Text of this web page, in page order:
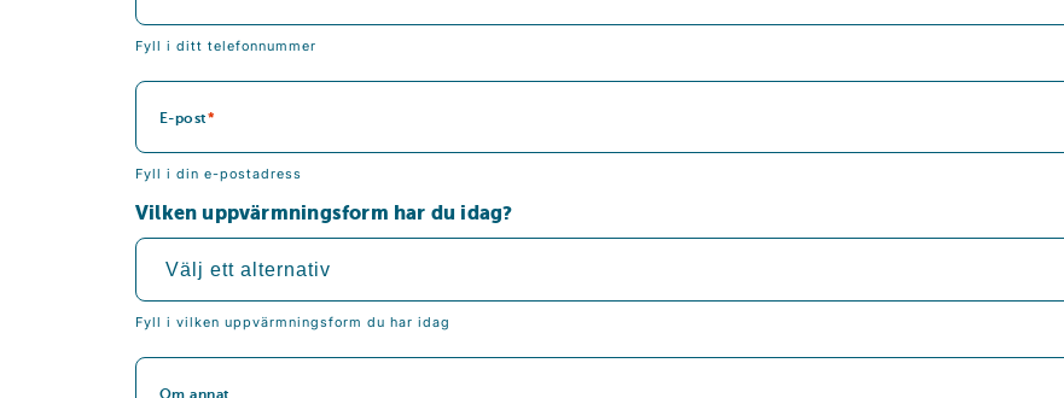
Fyll i ditt telefonnummer
E-post
Fyll i din e-postadress
Vilken uppvärmningsform har du idag?
Fyll i vilken uppvärmningsform du har idag
Om annat